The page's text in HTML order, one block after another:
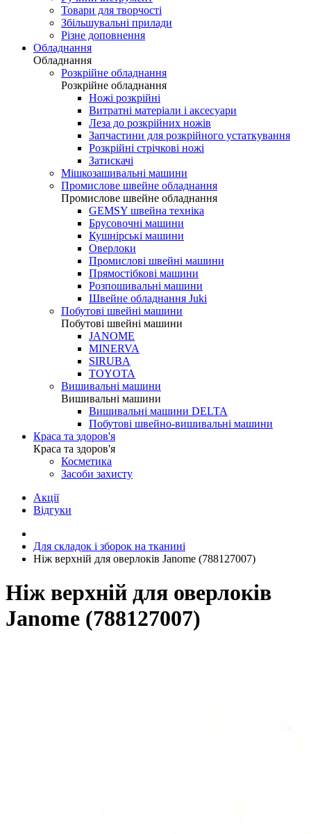
Товари для творчості
Збільшувальні прилади
Різне доповнення
Обладнання
Обладнання
Розкрійне обладнання
Розкрійне обладнання
Ножі розкрійні
Витратні матеріали і аксесуари
Леза до розкрійних ножів
Запчастини для розкрійного устаткування
Розкрійні стрічкові ножі
Затискачі
Мішкозашивальні машини
Промислове швейне обладнання
Промислове швейне обладнання
GEMSY швейна техніка
Брусовочні машини
Кушнірські машини
Оверлоки
Промислові швейні машини
Прямостібкові машини
Розпошивальні машини
Швейне обладнання Juki
Побутові швейні машини
Побутові швейні машини
JANOME
MINERVA
SIRUBA
TOYOTA
Вишивальні машини
Вишивальні машини
Вишивальні машини DELTA
Побутові швейно-вишивальні машини
Краса та здоров'я
Краса та здоров'я
Косметика
Засоби захисту
Акції
Відгуки
Для складок і зборок на тканині
Ніж верхній для оверлоків Janome (788127007)
Ніж верхній для оверлоків
Janome (788127007)